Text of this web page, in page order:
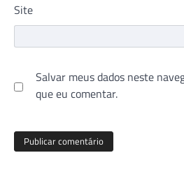
Site
Salvar meus dados neste
que eu comentar.